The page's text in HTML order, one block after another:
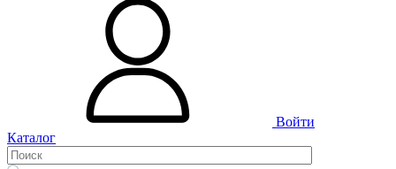
Войти
Каталог